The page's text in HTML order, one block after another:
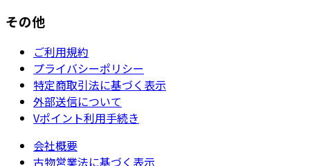
その他
ご利用規約
プライバシーポリシー
特定商取引法に基づく表示
外部送信について
Vポイント利用手続き
会社概要
古物営業法に基づく表示